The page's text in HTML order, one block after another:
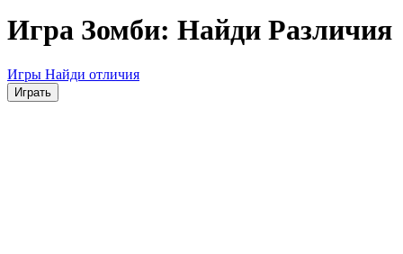
Игра Зомби: Найди Различия
Игры Найди отличия
Играть